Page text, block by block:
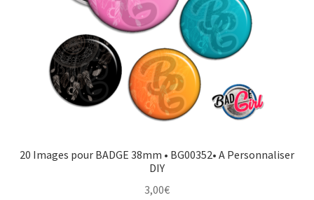
20 Images pour BADGE 38mm • BG00352• A Personnaliser
DIY
3,00€